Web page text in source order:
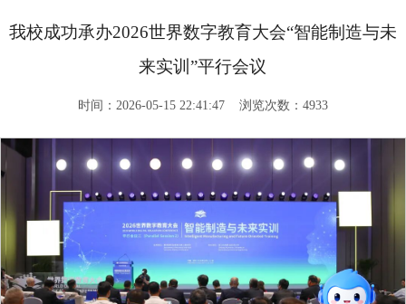
我校成功承办2026世界数字教育大会“智能制造与未
来实训”平行会议
时间：2026-05-15 22:41:47 浏览次数：4933